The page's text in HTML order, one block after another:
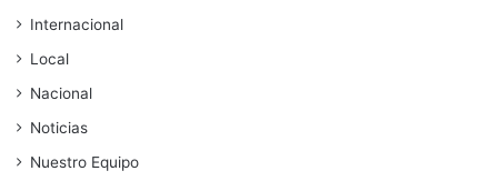
Internacional
Local
Nacional
Noticias
Nuestro Equipo